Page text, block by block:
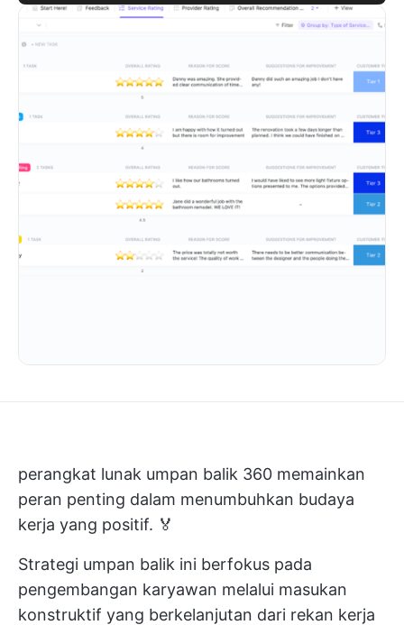
perangkat lunak umpan balik 360 memainkan
peran penting dalam menumbuhkan budaya
kerja yang positif. 🏅
Strategi umpan balik ini berfokus pada
pengembangan karyawan melalui masukan
konstruktif yang berkelanjutan dari rekan kerja